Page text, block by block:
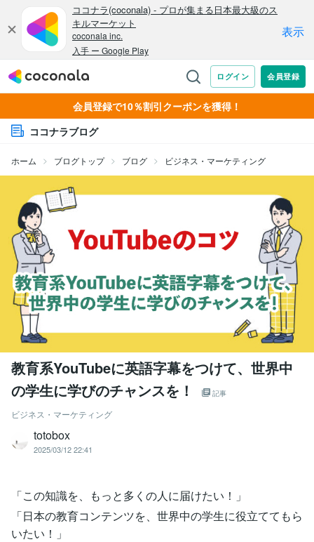
会員登録で10％割引クーポンを獲得！
ココナラブログ
ホーム ブログトップ ブログ ビジネス・マーケティング
教育系YouTubeに英語字幕をつけて、世界中
の学生に学びのチャンスを！
記事
ビジネス・マーケティング
totobox
2025/03/12 22:41
「この知識を、もっと多くの人に届けたい！」
「日本の教育コンテンツを、世界中の学生に役立ててもら
いたい！」